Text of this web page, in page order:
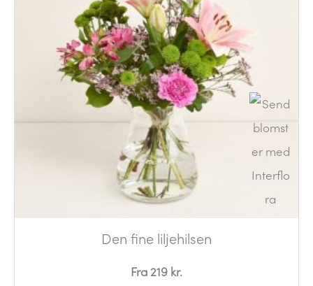
Den fine liljehilsen
Fra 219 kr.